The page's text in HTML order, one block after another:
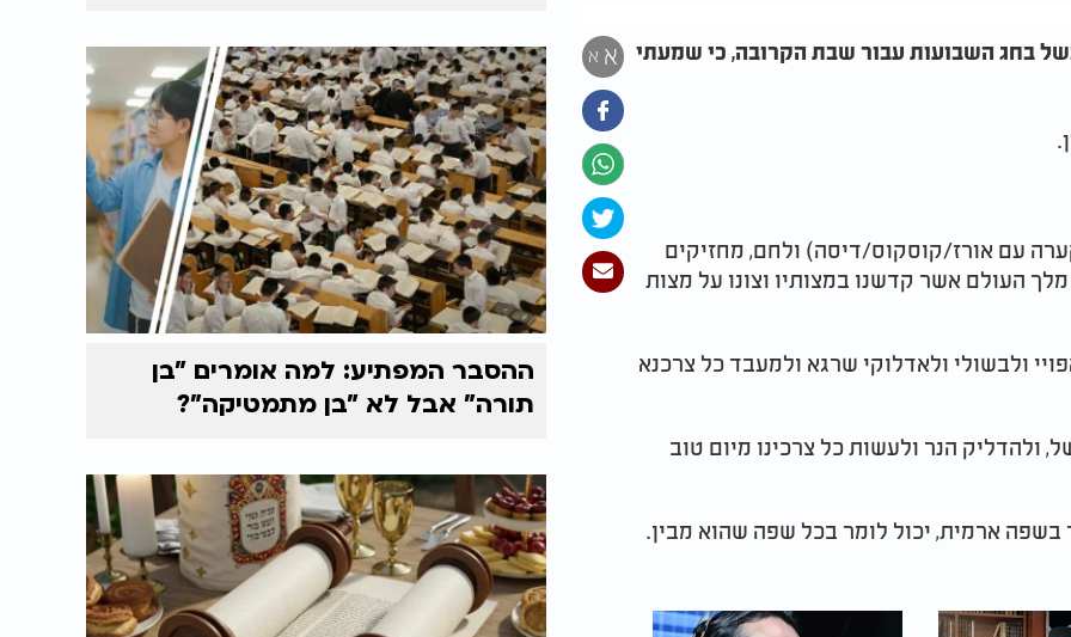
א א
בחג השבועות עבור שבת הקרובה, כי שמעתי
עם אורז/קוסקוס/דיסה) ולחם, מחזיקים
העולם אשר קדשנו במצותיו וצונו על מצות
ולבשולי ולאדלוקי שרגא ולמעבד כל צרכנא
ולהדליק הנר ולעשות כל צרכינו מיום טוב
ארמית, יכול לומר בכל שפה שהוא מבין.
ההסבר המפתיע: למה אומרים "בן
תורה" אבל לא "בן מתמטיקה"?